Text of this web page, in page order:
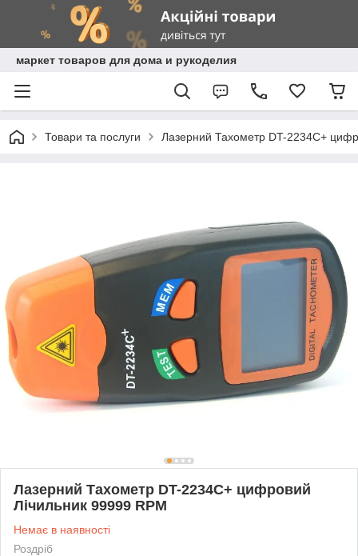
маркет товаров для дома и рукоделия
Товари та послуги Лазерний Тахометр DT-2234C+
Лазерний Тахометр DT-2234C+ цифровий
Лічильник 99999 RPM
Немає в наявності
Роздріб